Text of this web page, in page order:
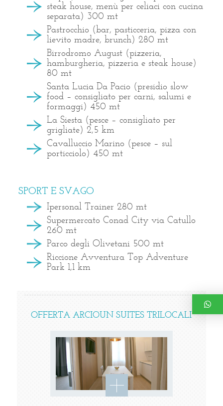
steak house, menù per celiaci con cucina
separata) 300 mt
Pastrocchio (bar, pasticceria, pizza con
lievito madre, brunch) 280 mt
Birrodromo August (pizzeria,
hamburgheria, pizzeria e steak house)
80 mt
Santa Lucia Da Pacio (presidio slow
food – consigliato per carni, salumi e
formaggi) 450 mt
La Siesta (pesce – consigliato per
grigliate) 2,5 km
Cavalluccio Marino (pesce – sul
porticciolo) 450 mt
SPORT E SVAGO
Ipersonal Trainer 280 mt
Supermercato Conad City via Catullo
260 mt
Parco degli Olivetani 500 mt
Riccione Avventura Top Adventure
Park 1,1 km
OFFERTA ARCIOUN SUITES TRILOCALI